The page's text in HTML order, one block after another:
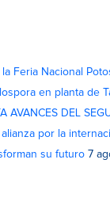
Feria Nacional
en planta de
AVANCES DEL
por la
su futuro 7